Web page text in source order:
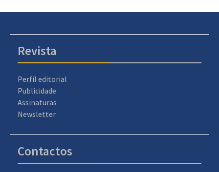
Revista
Perfil editorial
Publicidade
Assinaturas
Newsletter
Contactos